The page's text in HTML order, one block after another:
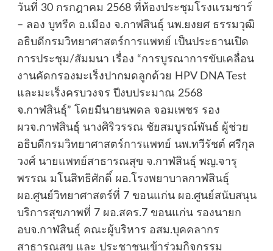
วันที่ 30 กรกฎาคม 2568 ที่ห้องประชุมโรงแรมชาร์
– ลอง บูทรีค อ.เมือง จ.กาฬสินธุ์ นพ.ยงยศ ธรรมวุฒิ
อธิบดีกรมวิทยาศาสตร์การแพทย์ เป็นประธานเปิด
การประชุม/สัมมนา เรื่อง “การบูรณาการขับเคลื่อน
งานคัดกรองมะเร็งปากมดลูกด้วย HPV DNA Test
และมะเร็งครบวงจร ปีงบประมาณ 2568
จ.กาฬสินธุ์” โดยมีนายนพดล จอมเพชร รอง
ผวจ.กาฬสินธุ์ นางศิริวรรณ ชัยสมบูรณ์พันธ์ ผู้ช่วย
อธิบดีกรมวิทยาศาสตร์การแพทย์ นพ.ทวีรัชต์ ศรีกุล
วงศ์ นายแพทย์สาธารณสุข จ.กาฬสินธุ์ พญ.จารุ
พรรณ มโนสิทธิศักดิ์ ผอ.โรงพยาบาลกาฬสินธุ์
ผอ.ศูนย์วิทยาศาสตร์ที่ 7 ขอนแก่น ผอ.ศูนย์สนับสนุน
บริการสุขภาพที่ 7 ผอ.สคร.7 ขอนแก่น รองนายก
อบจ.กาฬสินธุ์ คณะผู้บริหาร อสม.บุคคลากร
สาธารณสุข และ ประชาชนเข้าร่วมกิจกรรม